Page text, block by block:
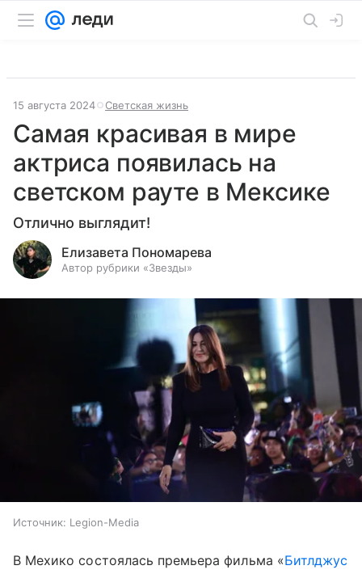
15 августа 2024 Светская жизнь
Самая красивая в мире
актриса появилась на
светском рауте в Мексике
Отлично выглядит!
Елизавета Пономарева
Автор рубрики «Звезды»
Источник: Legion-Media
В Мехико состоялась премьера фильма «Битлджус